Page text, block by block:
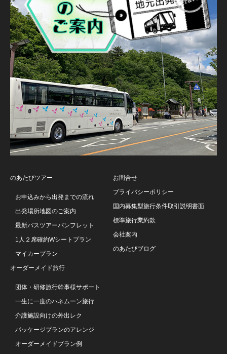
のあたびツアー
お申込みから出発までの流れ
出発場所地図のご案内
最新バスツアーパンフレット
1人２席確約Wシートプラン
マイカープラン
オーダーメイド旅行
団体・研修旅行幹事様サポート
一生に一度のハネムーン旅行
介護施設向けの外出レク
パッケージプランのアレンジ
オーダーメイドプラン例
お問合せ
プライバシーポリシー
国内募集型旅行条件取引説明書面
標準旅行業約款
会社案内
のあたびブログ